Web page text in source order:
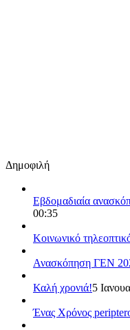
Δημοφιλή
Εβδομαδιαία
00:35
Κοινωνικό
Ανασκόπηση ΓΕΝ
Καλή χρονιά!5
Ένας Χρόνος